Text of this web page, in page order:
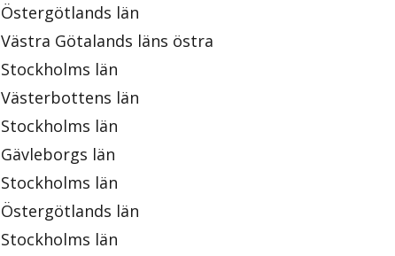
Östergötlands län
Västra Götalands läns östra
Stockholms län
Västerbottens län
Stockholms län
Gävleborgs län
Stockholms län
Östergötlands län
Stockholms län